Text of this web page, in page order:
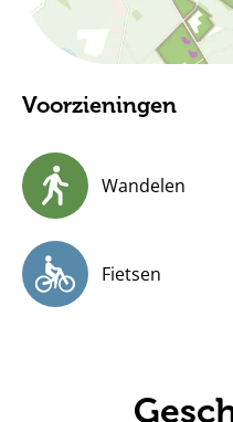
Voorzieningen
Wandelen
Fietsen